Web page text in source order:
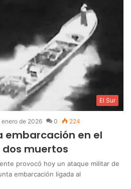
El Sur
enero de 2026 0 224
embarcación en el
muertos
provocó hoy un ataque militar de
embarcación ligada al